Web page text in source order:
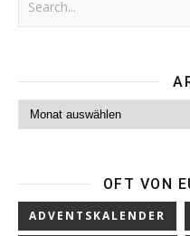
Archiv
OFT VON
ADVENTSKALENDER